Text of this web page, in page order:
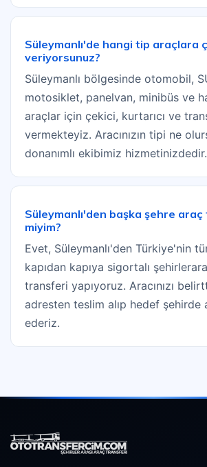
Süleymanlı'de hangi tip araçlara
veriyorsunuz?
Süleymanlı bölgesinde otomobil,
motosiklet, panelvan, minibüs ve
araçlar için çekici, kurtarıcı ve
vermekteyiz. Aracınızın tipi ne
donanımlı ekibimiz hizmetinizdedir.
Süleymanlı'den başka şehre araç
miyim?
Evet, Süleymanlı'den Türkiye'nin
kapıdan kapıya sigortalı
transferi yapıyoruz. Aracınızı
adresten teslim alıp hedef şehirde
ederiz.